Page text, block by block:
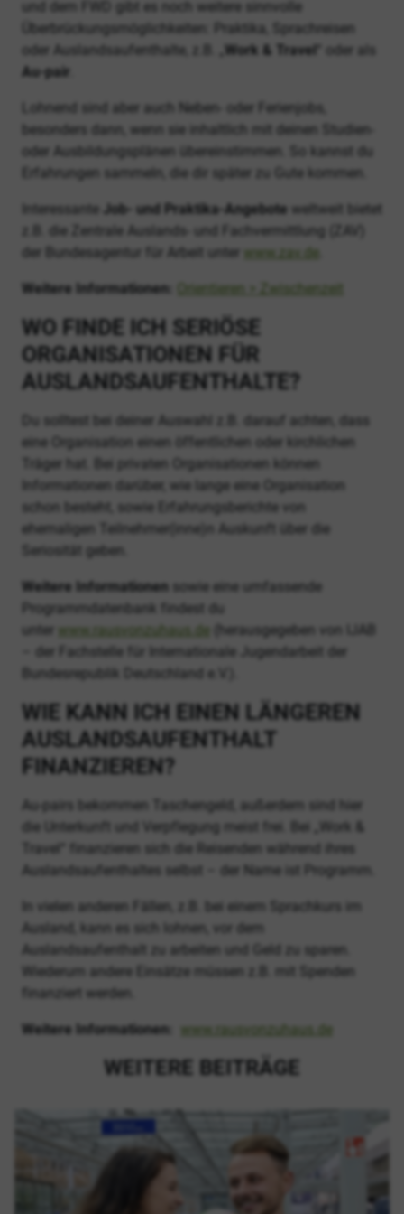
und dem FWD gibt es noch weitere sinnvolle
Überbrückungsmöglichkeiten: Praktika, Sprachreisen
oder Auslandsaufenthalte, z.B. „
Work & Travel
“ oder als
Au-pair
Lohnend sind aber auch Neben- oder Ferienjobs,
besonders dann, wenn sie inhaltlich mit deinen Studien-
oder Ausbildungsplänen übereinstimmen. So kannst du
Erfahrungen sammeln, die dir später zu Gute kommen.
Interessante Job- und Praktika-Angebote weltweit bietet
z.B. die Zentrale Auslands- und Fachvermittlung (ZAV)
der Bundesagentur für Arbeit unter www.zav.de
Weitere Informationen: Orientieren > Zwischenzeit
WO FINDE ICH SERIÖSE
ORGANISATIONEN FÜR
AUSLANDSAUFENTHALTE?
Du solltest bei deiner Auswahl z.B. darauf achten, dass
eine Organisation einen öffentlichen oder kirchlichen
Träger hat. Bei privaten Organisationen können
Informationen darüber, wie lange eine Organisation
schon besteht, sowie Erfahrungsberichte von
ehemaligen Teilnehmer(inne)n Auskunft über die
Seriosität geben.
Weitere Informationen sowie eine umfassende
Programmdatenbank findest du
unter www.rausvonzuhaus.de (herausgegeben von IJAB
– der Fachstelle für Internationale Jugendarbeit der
Bundesrepublik Deutschland e.V.).
WIE KANN ICH EINEN LÄNGEREN
AUSLANDSAUFENTHALT
FINANZIEREN?
Au-pairs bekommen Taschengeld, außerdem sind hier
die Unterkunft und Verpflegung meist frei. Bei „Work &
Travel“ finanzieren sich die Reisenden während ihres
Auslandsaufenthaltes selbst – der Name ist Programm.
In vielen anderen Fällen, z.B. bei einem Sprachkurs im
Ausland, kann es sich lohnen, vor dem
Auslandsaufenthalt zu arbeiten und Geld zu sparen.
Wiederum andere Einsätze müssen z.B. mit Spenden
finanziert werden.
Weitere Informationen: www.rausvonzuhaus.de
WEITERE BEITRÄGE